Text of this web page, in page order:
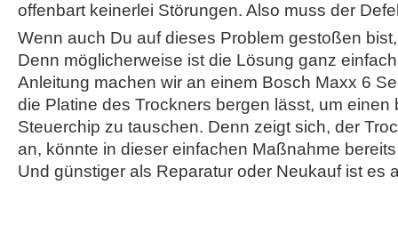
offenbart keinerlei Störungen. Also muss der
Wenn auch Du auf dieses Problem gestoßen
Denn möglicherweise ist die Lösung ganz
Anleitung machen wir an einem Bosch Maxx 6
die Platine des Trockners bergen lässt, um einen
Steuerchip zu tauschen. Denn zeigt sich, der
an, könnte in dieser einfachen Maßnahme
Und günstiger als Reparatur oder Neukauf ist es